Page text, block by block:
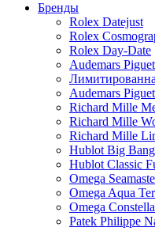
Бренды
Rolex Datejust
Rolex
Rolex Day-Date
Audemars
Audemars
Richard Mille
Richard Mille
Richard Mille
Hublot Big Bang
Hublot Classic
Omega
Omega Aqua
Omega
Patek Philippe